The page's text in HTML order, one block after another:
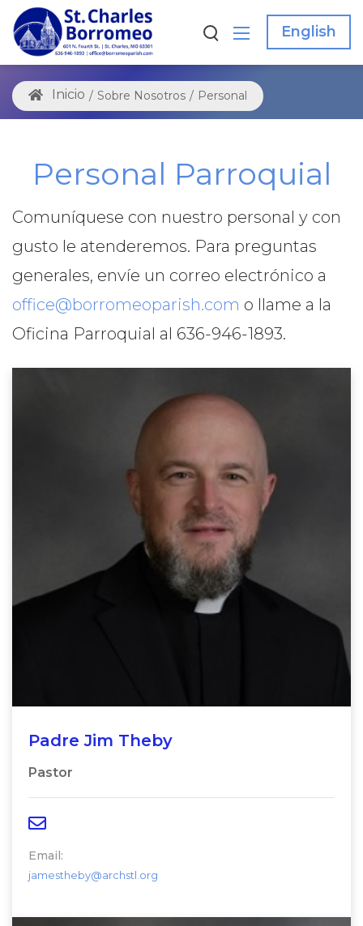
English
/ Sobre Nosotros / Personal
Personal Parroquial
Comuníquese con nuestro personal y con
gusto le atenderemos. Para preguntas
generales, envíe un correo electrónico a
office@borromeoparish.com o llame a la
Oficina Parroquial al 636-946-1893.
Padre Jim Theby
Pastor
Email:
jamestheby@archstl.org